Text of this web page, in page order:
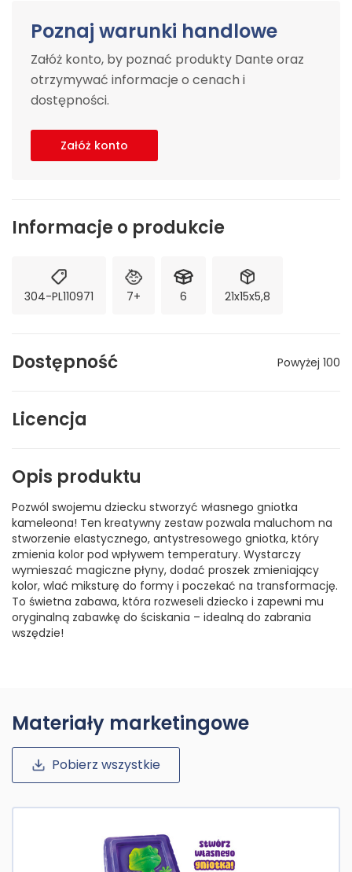
Poznaj warunki handlowe
Załóż konto, by poznać produkty Dante oraz
otrzymywać informacje o cenach i
dostępności.
Załóż konto
Informacje o produkcie
304-PL110971 7+ 6 21x15x5,8
Dostępność Powyżej 100
Licencja
Opis produktu
Pozwól swojemu dziecku stworzyć własnego gniotka
kameleona! Ten kreatywny zestaw pozwala maluchom na
stworzenie elastycznego, antystresowego gniotka, który
zmienia kolor pod wpływem temperatury. Wystarczy
wymieszać magiczne płyny, dodać proszek zmieniający
kolor, wlać miksturę do formy i poczekać na transformację.
To świetna zabawa, która rozweseli dziecko i zapewni mu
oryginalną zabawkę do ściskania – idealną do zabrania
wszędzie!
Materiały marketingowe
Pobierz wszystkie